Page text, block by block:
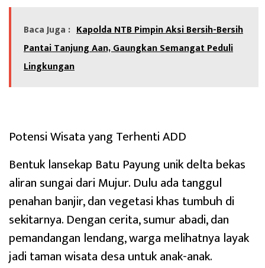
Baca Juga : Kapolda NTB Pimpin Aksi Bersih-Bersih
Pantai Tanjung Aan, Gaungkan Semangat Peduli
Lingkungan
Potensi Wisata yang Terhenti ADD
Bentuk lansekap Batu Payung unik delta bekas
aliran sungai dari Mujur. Dulu ada tanggul
penahan banjir, dan vegetasi khas tumbuh di
sekitarnya. Dengan cerita, sumur abadi, dan
pemandangan lendang, warga melihatnya layak
jadi taman wisata desa untuk anak-anak.